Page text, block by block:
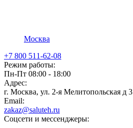
Москва
+7 800 511-62-08
Режим работы:
Пн-Пт 08:00 - 18:00
Адрес:
г. Москва, ул. 2-я Мелитопольская д 3
Email:
zakaz@saluteh.ru
Соцсети и мессенджеры: